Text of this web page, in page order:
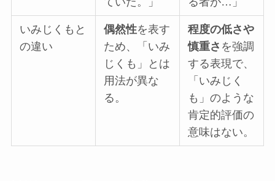
いみじくもと
の違い
偶然性を表す
ため、「いみ
じくも」とは
用法が異な
る。
程度の低さや
慎重さ を強調
する表現で、
「いみじく
も」のような
肯定的評価の
意味はない。